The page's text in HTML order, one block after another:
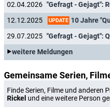
02.04.2026
12.12.2025
UPDATE 10 Jahre
29.07.2025
weitere Meldungen
Gemeinsame Serien,
Finde Serien, Filme und anderen
Rickel und eine weitere Person